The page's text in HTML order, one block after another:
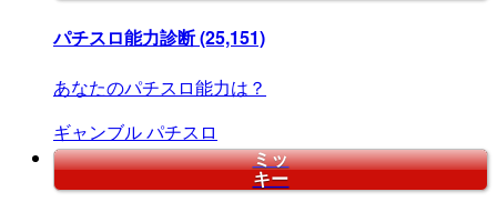
パチスロ能力診断(25,151)
あなたのパチスロ能力は？
ギャンブルパチスロ
ミッ
キー